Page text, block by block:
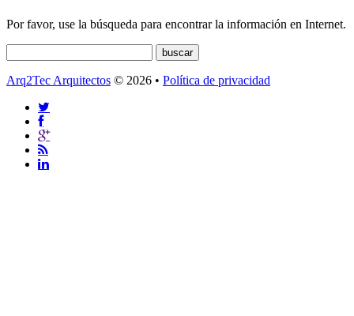
Por favor, use la búsqueda para encontrar la información en Internet.
Arq2Tec Arquitectos © 2026 • Política de privacidad